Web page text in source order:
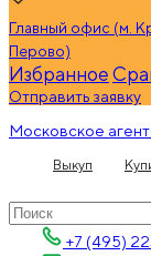
Главный офис (м.
Перово)
Избранное
Отправить заявку
Московское
Выкуп
+7 (495)